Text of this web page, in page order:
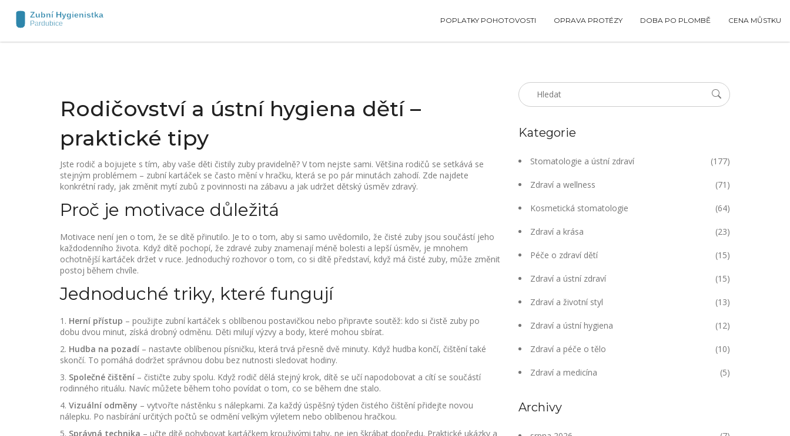
POPLATKY POHOTOVOSTI OPRAVA PROTÉZY DOBA PO PLOMBĚ CENA MŮSTKU
Rodičovství a ústní hygiena dětí –
praktické tipy
Jste rodič a bojujete s tím, aby vaše děti čistily zuby pravidelně? V tom nejste sami. Většina rodičů se setkává se
stejným problémem – zubní kartáček se často mění v hračku, která se po pár minutách zahodí. Zde najdete
konkrétní rady, jak změnit mytí zubů z povinnosti na zábavu a jak udržet dětský úsměv zdravý.
Proč je motivace důležitá
Motivace není jen o tom, že se dítě přinutilo. Je to o tom, aby si samo uvědomilo, že čisté zuby jsou součástí jeho
každodenního života. Když dítě pochopí, že zdravé zuby znamenají méně bolesti a lepší úsměv, je mnohem
ochotnější kartáček držet v ruce. Jednoduchý rozhovor o tom, co si dítě představí, když má čisté zuby, může změnit
postoj během chvíle.
Jednoduché triky, které fungují
1. Herní přístup – použijte zubní kartáček s oblíbenou postavičkou nebo připravte soutěž: kdo si čistě zuby po
dobu dvou minut, získá drobný odměnu. Děti milují výzvy a body, které mohou sbírat.
2. Hudba na pozadí – nastavte oblíbenou písničku, která trvá přesně dvě minuty. Když hudba končí, čištění také
skončí. To pomáhá dodržet správnou dobu bez nutnosti sledovat hodiny.
3. Společné čištění – čističte zuby spolu. Když rodič dělá stejný krok, dítě se učí napodobovat a cítí se součástí
rodinného rituálu. Navíc můžete během toho povídat o tom, co se během dne stalo.
4. Vizuální odměny – vytvořte nástěnku s nálepkami. Za každý úspěšný týden čistého čištění přidejte novou
nálepku. Po nasbírání určitých počtů se odmění velkým výletem nebo oblíbenou hračkou.
5. Správná technika – učte dítě pohybovat kartáčkem krouživými tahy, ne jen škrábat dopředu. Praktické ukázky a
Kategorie
Stomatologie a ústní zdraví (177)
Zdraví a wellness (71)
Kosmetická stomatologie (64)
Zdraví a krása (23)
Péče o zdraví dětí (15)
Zdraví a ústní zdraví (15)
Zdraví a životní styl (13)
Zdraví a ústní hygiena (12)
Zdraví a péče o tělo (10)
Zdraví a medicína (5)
Archivy